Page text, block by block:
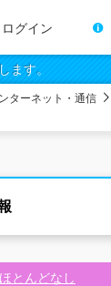
ログイン
ます。
ターネット・通信
とんどなし